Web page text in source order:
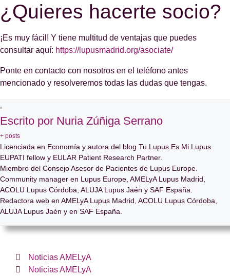
¿Quieres hacerte socio?
¡Es muy fácil! Y tiene multitud de ventajas que puedes
consultar aquí: https://lupusmadrid.org/asociate/
Ponte en contacto con nosotros en el teléfono antes
mencionado y resolveremos todas las dudas que tengas.
Escrito por Nuria Zúñiga Serrano
+ posts
Licenciada en Economía y autora del blog Tu Lupus Es Mi Lupus.
EUPATI fellow y EULAR Patient Research Partner.
Miembro del Consejo Asesor de Pacientes de Lupus Europe.
Community manager en Lupus Europe, AMELyA Lupus Madrid,
ACOLU Lupus Córdoba, ALUJA Lupus Jaén y SAF España.
Redactora web en AMELyA Lupus Madrid, ACOLU Lupus Córdoba,
ALUJA Lupus Jaén y en SAF España.
Noticias AMELyA
Noticias AMELyA